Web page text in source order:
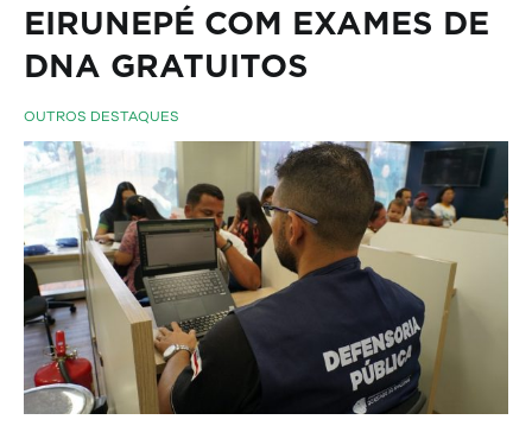
EIRUNEPÉ COM EXAMES DE
DNA GRATUITOS
OUTROS DESTAQUES